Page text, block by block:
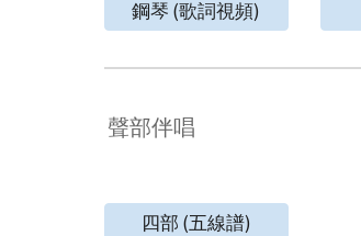
鋼琴 (歌詞視頻)
聲部伴唱
四部 (五線譜)